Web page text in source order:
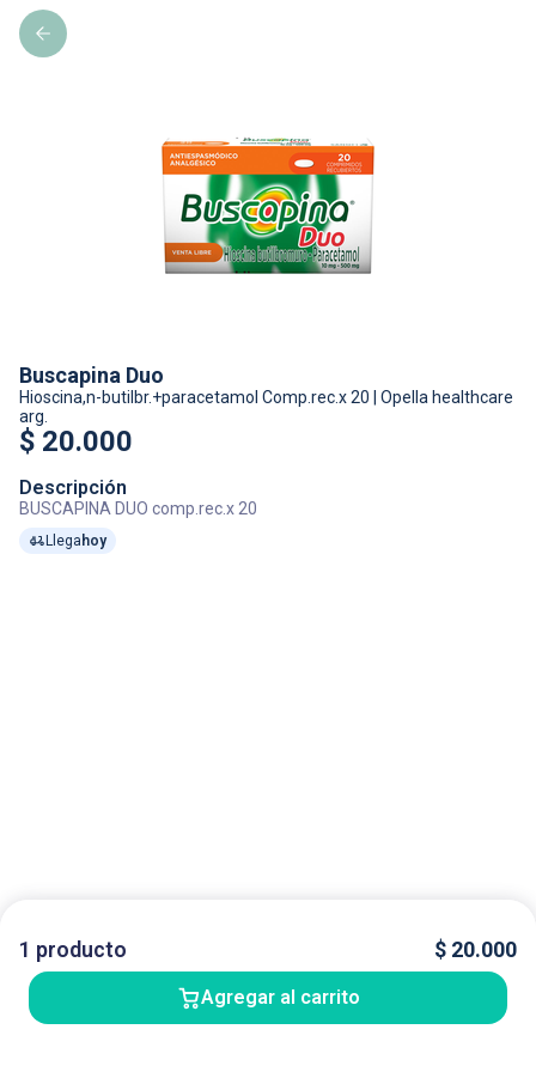
Buscapina Duo
Hioscina,n-butilbr.+paracetamol Comp.rec.x 20
Opella healthcare
arg.
$ 20.000
Descripción
BUSCAPINA DUO comp.rec.x 20
Llega hoy
1 producto $ 20.000
Agregar al carrito